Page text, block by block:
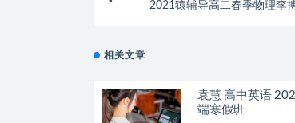
2021猿辅导高二春季物理李
相关文章
袁慧 高中英语
端寒假班